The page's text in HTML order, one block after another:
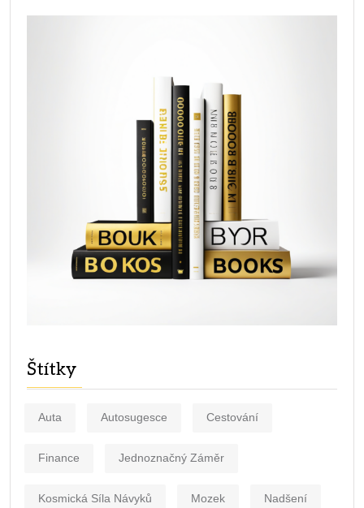
Štítky
Auta Autosugesce Cestování
Finance Jednoznačný Záměr
Kosmická Síla Návyků Mozek Nadšení